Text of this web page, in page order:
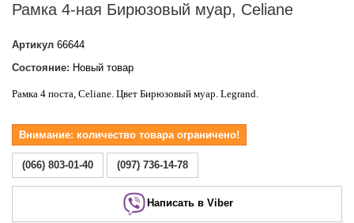
Рамка 4-ная Бирюзовый муар, Celiane
Артикул 66644
Состояние: Новый товар
Рамка 4 поста, Celiane. Цвет Бирюзовый муар. Legrand.
Внимание: количество товара ограничено!
(066) 803-01-40 (097) 736-14-78
Написать в Viber